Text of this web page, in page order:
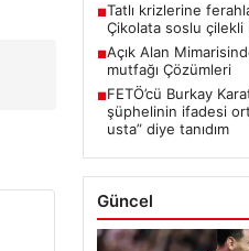
■Tatlı krizlerine
Çikolata soslu çilekli
■Açık Alan
mutfağı Çözümleri
■FETÖ’cü Burkay
şüphelinin ifadesi
usta” diye tanıdım
Güncel